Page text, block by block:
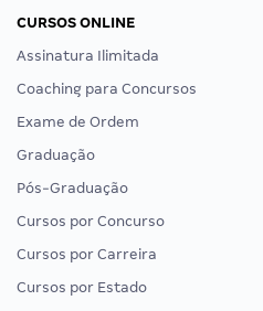
CURSOS ONLINE
Assinatura Ilimitada
Coaching para Concursos
Exame de Ordem
Graduação
Pós-Graduação
Cursos por Concurso
Cursos por Carreira
Cursos por Estado